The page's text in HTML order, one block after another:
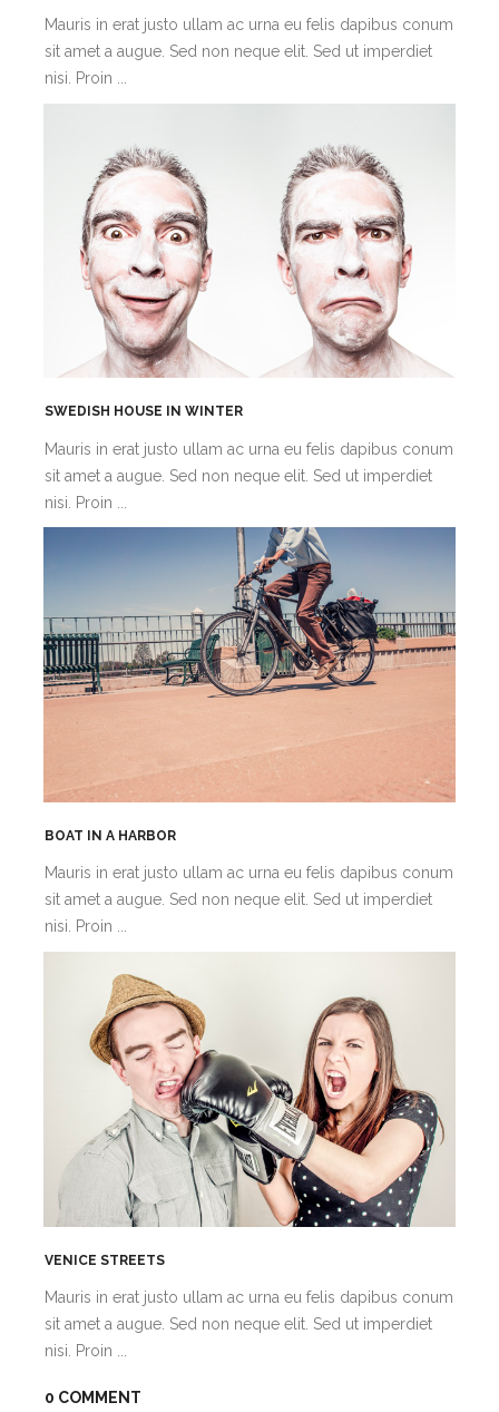
Mauris in erat justo ullam ac urna eu felis dapibus conum
sit amet a augue. Sed non neque elit. Sed ut imperdiet
nisi. Proin ...
SWEDISH HOUSE IN WINTER
Mauris in erat justo ullam ac urna eu felis dapibus conum
sit amet a augue. Sed non neque elit. Sed ut imperdiet
nisi. Proin ...
BOAT IN A HARBOR
Mauris in erat justo ullam ac urna eu felis dapibus conum
sit amet a augue. Sed non neque elit. Sed ut imperdiet
nisi. Proin ...
VENICE STREETS
Mauris in erat justo ullam ac urna eu felis dapibus conum
sit amet a augue. Sed non neque elit. Sed ut imperdiet
nisi. Proin ...
0 COMMENT